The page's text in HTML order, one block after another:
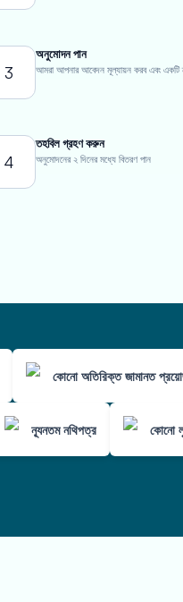
3
অনুমোদন পান
আমরা আপনার আবেদন মূল্যায়ন করব এবং একটি
4
তহবিল গ্রহণ করুন
অনুমোদনের ২ দিনের মধ্যে বিতরণ পান
কোনো অতিরিক্ত জামানত
ন্যূনতম নথিপত্র কোনো